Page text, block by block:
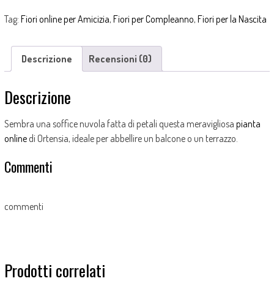
Tag: Fiori online per Amicizia, Fiori per Compleanno, Fiori per la Nascita
Descrizione Recensioni (0)
Descrizione
Sembra una soffice nuvola fatta di petali questa meravigliosa pianta
onlinedi Ortensia, ideale per abbellire un balcone o un terrazzo.
Commenti
commenti
Prodotti correlati